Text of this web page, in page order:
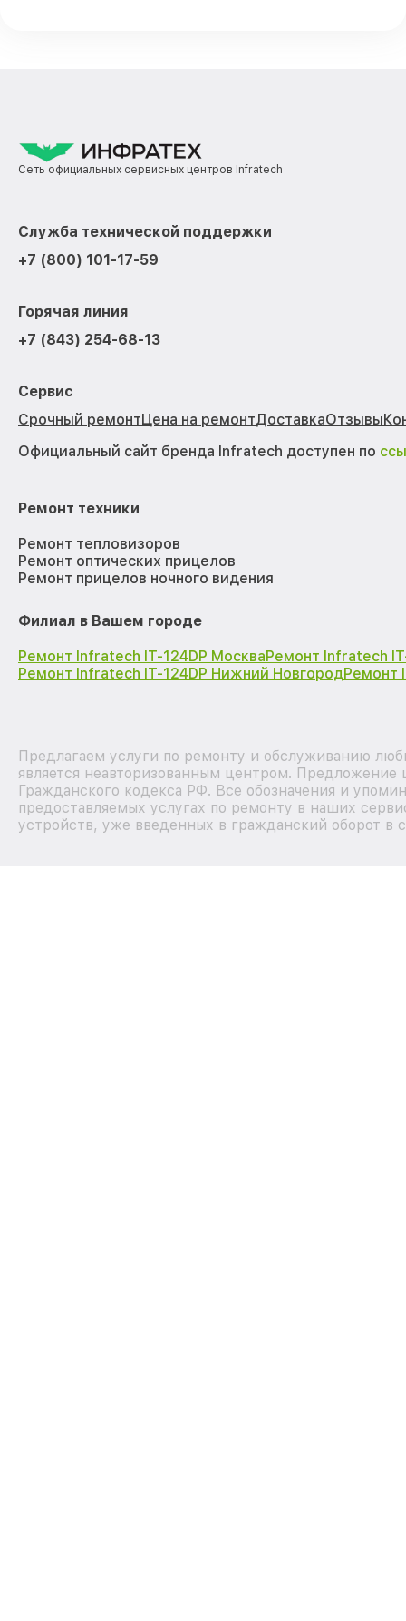
Сеть официальных сервисных центров Infratech
Служба технической поддержки
+7 (800) 101-17-59
Горячая линия
+7 (843) 254-68-13
Сервис
Срочный ремонтЦена на ремонтДоставкаОтзывы
Официальный сайт бренда Infratech доступен по
Ремонт техники
Ремонт тепловизоров
Ремонт оптических прицелов
Ремонт прицелов ночного видения
Филиал в Вашем городе
Ремонт Infratech IT-124DP МоскваРемонт Infratech
Ремонт Infratech IT-124DP Нижний НовгородРемонт
Предлагаем услуги по ремонту и обслуживанию
является неавторизованным центром.
Гражданского кодекса РФ. Все обозначения и
предоставляемых услугах по ремонту в наших
устройств, уже введенных в гражданский оборот в